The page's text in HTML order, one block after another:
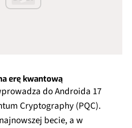
erę kwantową
do Androida 17
Cryptography (PQC).
becie, a w